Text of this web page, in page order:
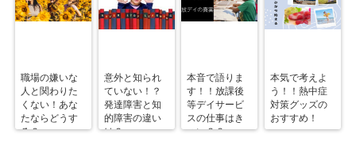
職場の嫌いな
人と関わりた
くない！あな
たならどうす
る？
意外と知られ
ていない！？
発達障害と知
的障害の違い
は？
本音で語りま
す！！放課後
等デイサービ
スの仕事はき
つい？？
本気で考えよ
う！！熱中症
対策グッズの
おすすめ！